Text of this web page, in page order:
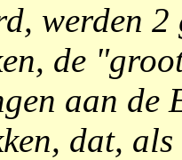
werden
de
aan de
dat,